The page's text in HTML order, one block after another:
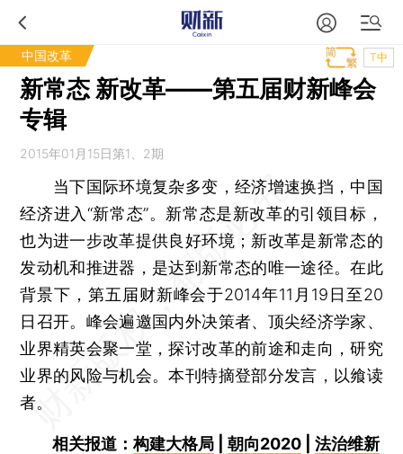
中国改革 T中
新常态 新改革——第五届财新峰会
专辑
2015年01月15日第1、2期
当下国际环境复杂多变，经济增速换挡，中国
经济进入“新常态”。新常态是新改革的引领目标，
也为进一步改革提供良好环境；新改革是新常态的
发动机和推进器，是达到新常态的唯一途径。在此
背景下，第五届财新峰会于2014年11月19日至20
日召开。峰会遍邀国内外决策者、顶尖经济学家、
业界精英会聚一堂，探讨改革的前途和走向，研究
业界的风险与机会。本刊特摘登部分发言，以飨读
者。
相关报道：构建大格局 |朝向2020 |法治维新